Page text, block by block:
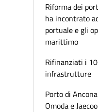
Riforma dei
ha incontrato
portuale e gli
marittimo
Rifinanziati i
infrastrutture
Porto di
Omoda e